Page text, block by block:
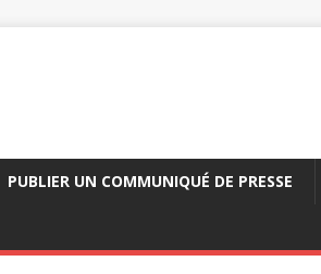
PUBLIER UN COMMUNIQUÉ DE PRESSE